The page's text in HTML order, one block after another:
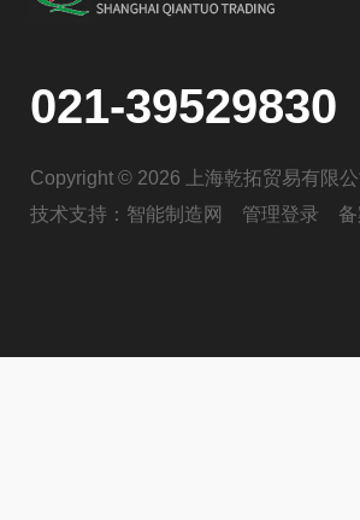
021-39529830
Copyright © 2026 上海乾拓贸易有限
技术支持： 智能制造网 管理登录 备